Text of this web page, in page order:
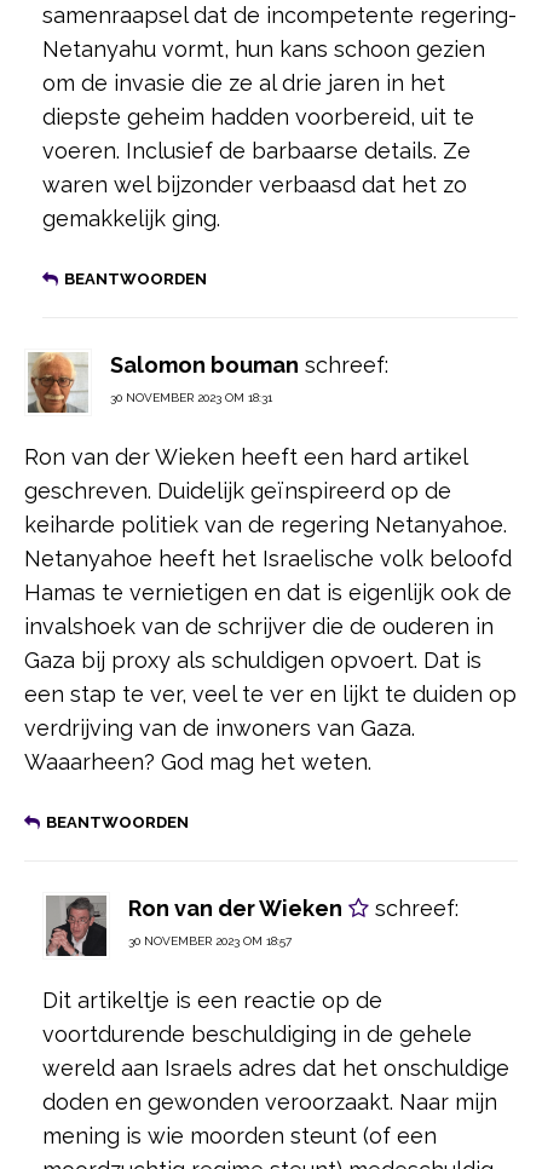
samenraapsel dat de incompetente regering-
Netanyahu vormt, hun kans schoon gezien
om de invasie die ze al drie jaren in het
diepste geheim hadden voorbereid, uit te
voeren. Inclusief de barbaarse details. Ze
waren wel bijzonder verbaasd dat het zo
gemakkelijk ging.
BEANTWOORDEN
Salomon bouman schreef:
30 NOVEMBER 2023 OM 18:31
Ron van der Wieken heeft een hard artikel
geschreven. Duidelijk geïnspireerd op de
keiharde politiek van de regering Netanyahoe.
Netanyahoe heeft het Israelische volk beloofd
Hamas te vernietigen en dat is eigenlijk ook de
invalshoek van de schrijver die de ouderen in
Gaza bij proxy als schuldigen opvoert. Dat is
een stap te ver, veel te ver en lijkt te duiden op
verdrijving van de inwoners van Gaza.
Waaarheen? God mag het weten.
BEANTWOORDEN
Ron van der Wieken schreef:
30 NOVEMBER 2023 OM 18:57
Dit artikeltje is een reactie op de
voortdurende beschuldiging in de gehele
wereld aan Israels adres dat het onschuldige
doden en gewonden veroorzaakt. Naar mijn
mening is wie moorden steunt (of een